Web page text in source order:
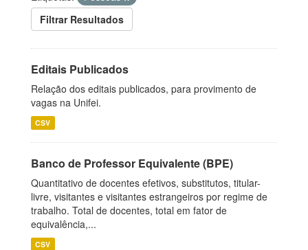
Filtrar Resultados
Editais Publicados
Relação dos editais publicados, para provimento de
vagas na Unifei.
CSV
Banco de Professor Equivalente (BPE)
Quantitativo de docentes efetivos, substitutos, titular-
livre, visitantes e visitantes estrangeiros por regime de
trabalho. Total de docentes, total em fator de
equivalência,...
CSV